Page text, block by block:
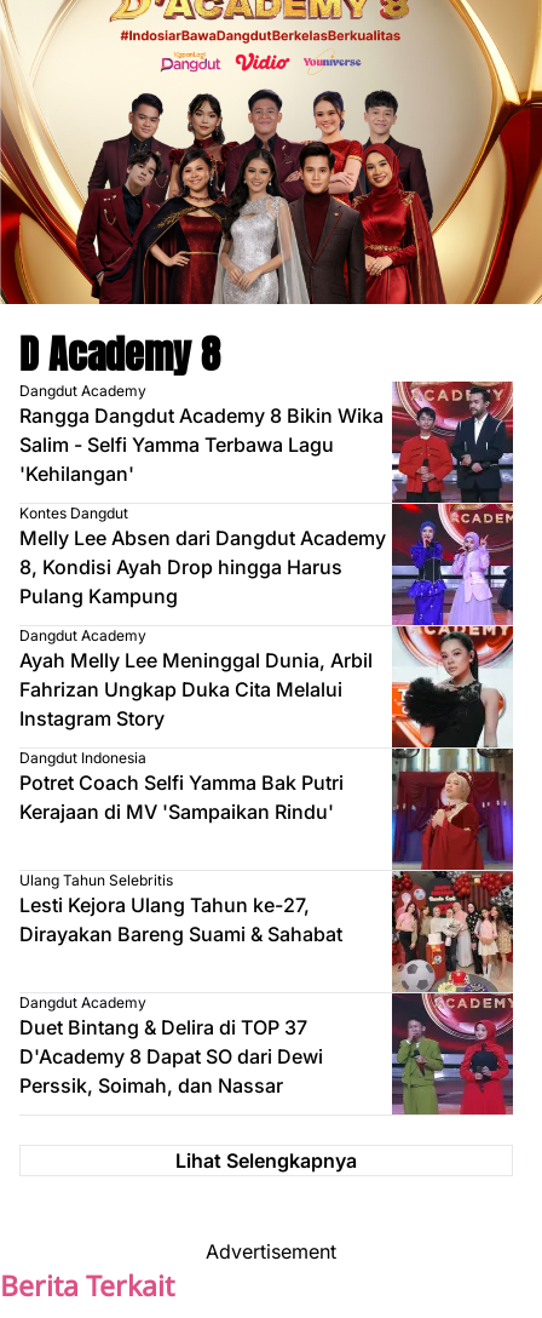
D Academy 8
Dangdut Academy
Rangga Dangdut Academy 8 Bikin Wika
Salim - Selfi Yamma Terbawa Lagu
'Kehilangan'
Kontes Dangdut
Melly Lee Absen dari Dangdut Academy
8, Kondisi Ayah Drop hingga Harus
Pulang Kampung
Dangdut Academy
Ayah Melly Lee Meninggal Dunia, Arbil
Fahrizan Ungkap Duka Cita Melalui
Instagram Story
Dangdut Indonesia
Potret Coach Selfi Yamma Bak Putri
Kerajaan di MV 'Sampaikan Rindu'
Ulang Tahun Selebritis
Lesti Kejora Ulang Tahun ke-27,
Dirayakan Bareng Suami & Sahabat
Dangdut Academy
Duet Bintang & Delira di TOP 37
D'Academy 8 Dapat SO dari Dewi
Perssik, Soimah, dan Nassar
Lihat Selengkapnya
Advertisement
Berita Terkait